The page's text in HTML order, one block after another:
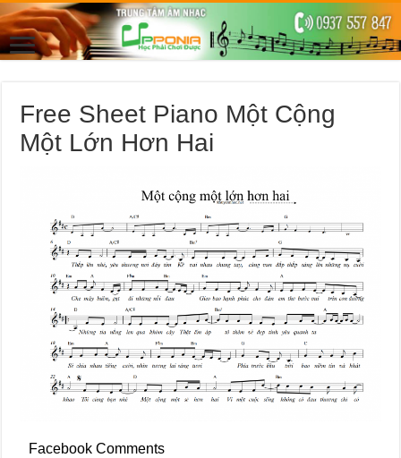
Free Sheet Piano Một Cộng
Một Lớn Hơn Hai
Facebook Comments